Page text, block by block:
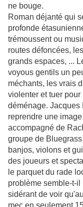
ne bouge.
Roman déjanté qui
profonde
trémoussent ou
routes défoncées,
grands espaces, ...
voyous gentils un
méchants, les vrais
violenter et tuer
déménage. Jacques
reprendre une
accompagné de
groupe de
banjos, violons et
des joueurs et
le parquet du rade
problème semble-t-
sidérant de voir